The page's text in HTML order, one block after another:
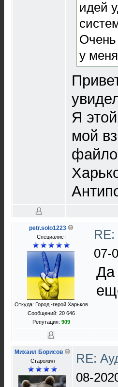
идей
Очень
у
Я
мой
petr.solo1223
Специалист
Откуда: Город -герой Харьков
Сообщений: 20 646
Репутация: 909
07-
Да
Михаил Борисов
Старожил
RE:
08-